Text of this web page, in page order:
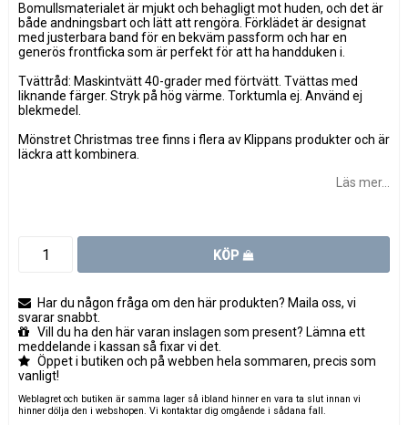
Bomullsmaterialet är mjukt och behagligt mot huden, och det är
både andningsbart och lätt att rengöra. Förklädet är designat
med justerbara band för en bekväm passform och har en
generös frontficka som är perfekt för att ha handduken i.
Tvättråd: Maskintvätt 40-grader med förtvätt. Tvättas med
liknande färger. Stryk på hög värme. Torktumla ej. Använd ej
blekmedel.
Mönstret Christmas tree finns i flera av Klippans produkter och är
läckra att kombinera.
Läs mer...
KÖP
Har du någon fråga om den här produkten? Maila oss, vi
svarar snabbt.
Vill du ha den här varan inslagen som present? Lämna ett
meddelande i kassan så fixar vi det.
Öppet i butiken och på webben hela sommaren, precis som
vanligt!
Weblagret och butiken är samma lager så ibland hinner en vara ta slut innan vi
hinner dölja den i webshopen. Vi kontaktar dig omgående i sådana fall.